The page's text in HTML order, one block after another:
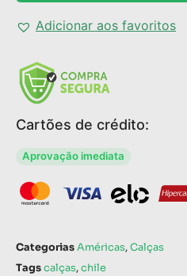
Adicionar aos favoritos
Cartões de crédito:
Aprovação imediata
CategoriasAméricas,Calças
Tagscalças,chile